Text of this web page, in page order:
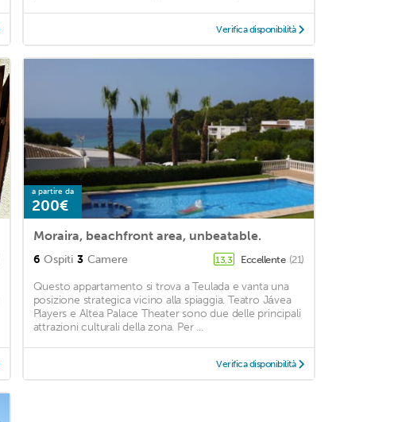
Verifica disponibilità
a partire da
200€
Moraira, beachfront area, unbeatable.
6 Ospiti 3 Camere 13,3 Eccellente (21)
Questo appartamento si trova a Teulada e vanta una
posizione strategica vicino alla spiaggia. Teatro Jávea
Players e Altea Palace Theater sono due delle principali
attrazioni culturali della zona. Per ...
Verifica disponibilità